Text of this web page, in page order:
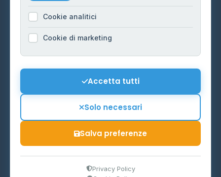
Cookie Policy
Preferenze Cookie
Mappa del sito
P.IVA 03859300364
Cookie analitici
Cookie di marketing
Accetta tutti
Solo necessari
Salva preferenze
Privacy Policy